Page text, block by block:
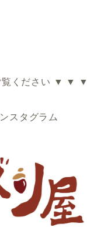
ください ▼ ▼ ▼
スタグラム